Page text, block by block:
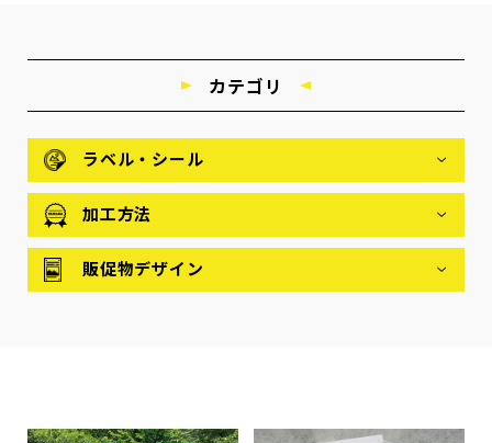
カテゴリ
ラベル・シール
加工方法
販促物デザイン